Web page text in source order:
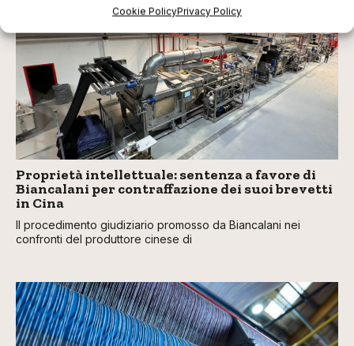
Cookie PolicyPrivacy Policy
Proprietà intellettuale: sentenza a favore di
Biancalani per contraffazione dei suoi brevetti
in Cina
Il procedimento giudiziario promosso da Biancalani nei
confronti del produttore cinese di